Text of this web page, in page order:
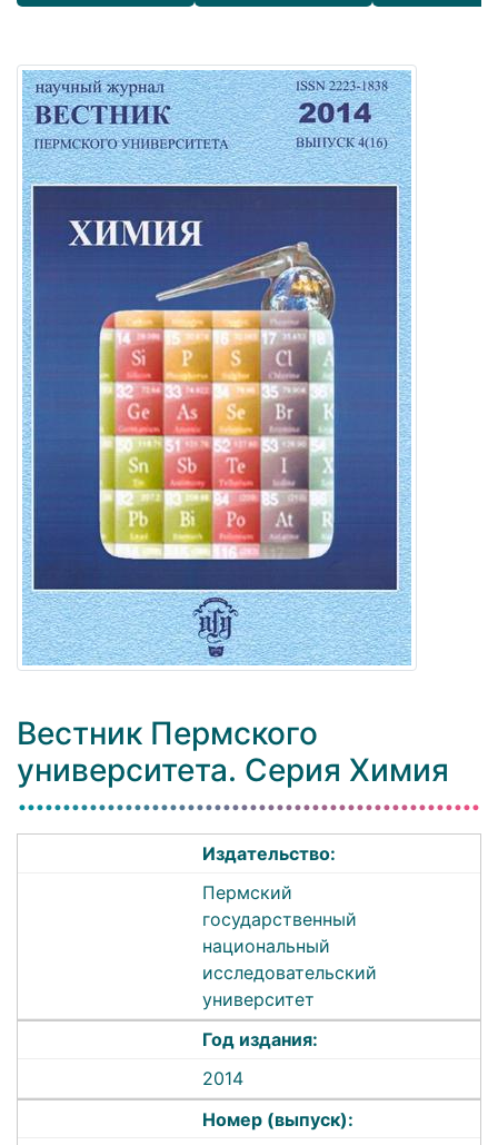
Вестник Пермского
университета. Серия Химия
Издательство:
Пермский
государственный
национальный
исследовательский
университет
Год издания:
2014
Номер (выпуск):